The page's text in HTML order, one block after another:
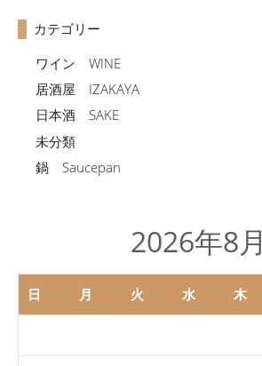
カテゴリー
ワイン WINE
居酒屋 IZAKAYA
日本酒 SAKE
未分類
鍋 Saucepan
2026年8月
日 月 火 水 木